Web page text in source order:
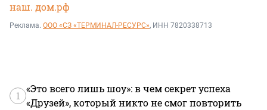
наш. дом.рф
Реклама. ООО «СЗ «ТЕРМИНАЛ-РЕСУРС», ИНН 7820338713
1
«Это всего лишь шоу»: в чем секрет успеха
«Друзей», который никто не смог повторить